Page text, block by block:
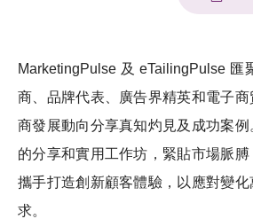
會籍
MarketingPulse 及 eTailingPulse
商、品牌代表、廣告界精英和電子
商發展動向分享真知灼見及成功案
的分享和實用工作坊，緊貼市場脈
攜手打造創新顧客體驗，以應對變
求。